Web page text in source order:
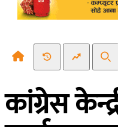
Recent NewsTrending
कांग्रेस